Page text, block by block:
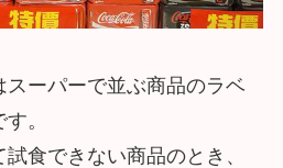
スーパーで並ぶ商品のラベ
。
食できない商品のとき、